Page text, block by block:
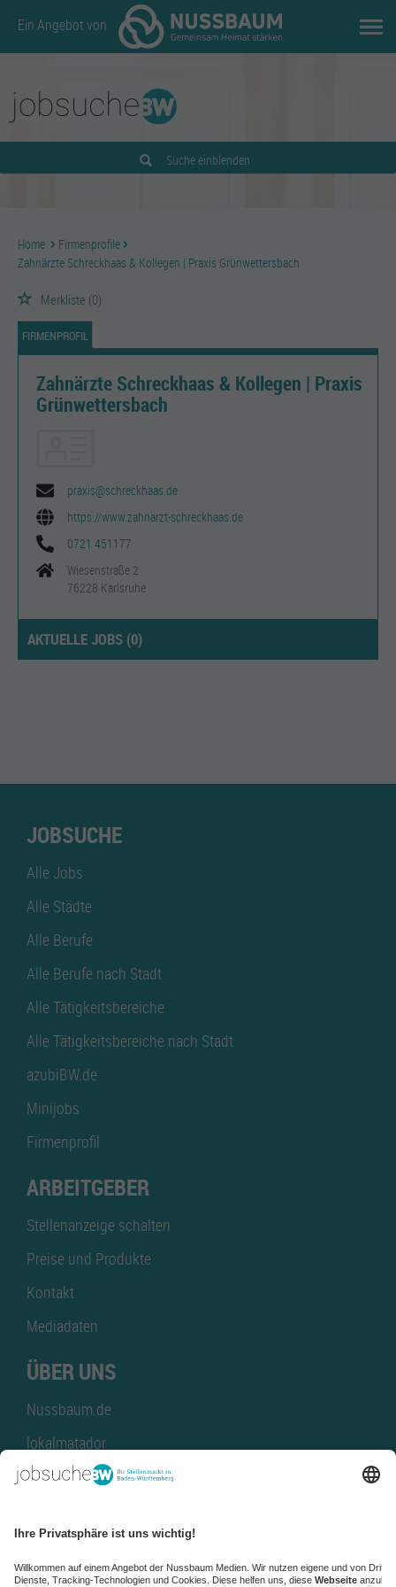
Ein Angebot von
Suche einblenden
Home
Firmenprofile
Zahnärzte Schreckhaas & Kollegen | Praxis Grünwettersbach
Merkliste (0)
FIRMENPROFIL
Zahnärzte Schreckhaas & Kollegen | Praxis
Grünwettersbach
praxis@schreckhaas.de
https://www.zahnarzt-schreckhaas.de
0721 451177
Wiesenstraße 2
76228 Karlsruhe
AKTUELLE JOBS (0)
JOBSUCHE
Alle Jobs
Alle Städte
Alle Berufe
Alle Berufe nach Stadt
Alle Tätigkeitsbereiche
Alle Tätigkeitsbereiche nach Stadt
azubiBW.de
Minijobs
Firmenprofil
ARBEITGEBER
Stellenanzeige schalten
Preise und Produkte
Kontakt
Mediadaten
ÜBER UNS
Nussbaum.de
lokalmatador
kaufinBW
NussbaumID
Nussbaum Medien